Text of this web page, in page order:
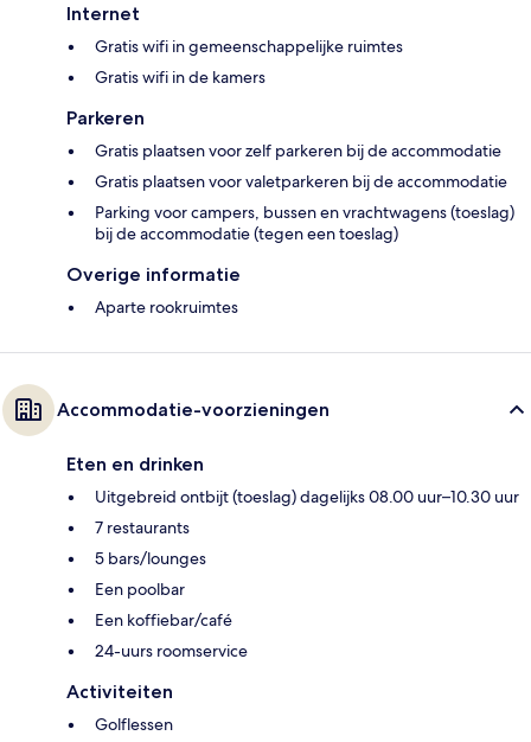
Internet
Gratis wifi in gemeenschappelijke ruimtes
Gratis wifi in de kamers
Parkeren
Gratis plaatsen voor zelf parkeren bij de accommodatie
Gratis plaatsen voor valetparkeren bij de accommodatie
Parking voor campers, bussen en vrachtwagens (toeslag)
bij de accommodatie (tegen een toeslag)
Overige informatie
Aparte rookruimtes
Accommodatie-voorzieningen
Eten en drinken
Uitgebreid ontbijt (toeslag) dagelijks 08.00 uur–10.30 uur
7 restaurants
5 bars/lounges
Een poolbar
Een koffiebar/café
24-uurs roomservice
Activiteiten
Golflessen